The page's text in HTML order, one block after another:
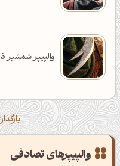
والپیپر شمشیر
والپیپرهای تصادفی
کانال تلگرام